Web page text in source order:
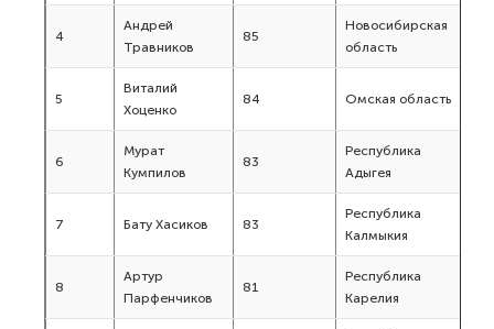
4
Андрей
Травников
85
Новосибирская
область
5
Виталий
Хоценко
84 Омская область
6
Мурат
Кумпилов
83
Республика
Адыгея
7 Бату Хасиков 83
Республика
Калмыкия
8
Артур
Парфенчиков
81
Республика
Карелия